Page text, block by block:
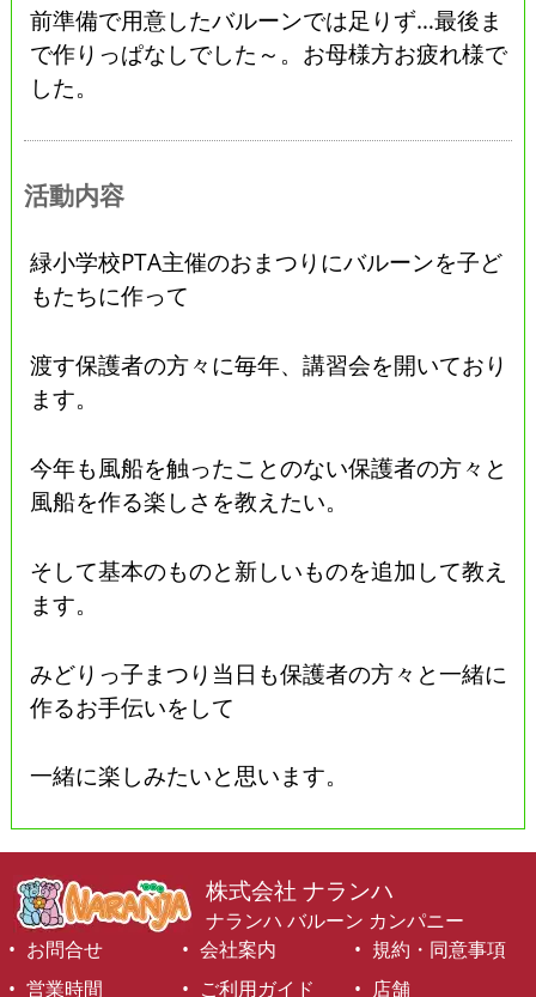
前準備で用意したバルーンでは足りず…最後ま
で作りっぱなしでした～。お母様方お疲れ様で
した。
活動内容
緑小学校PTA主催のおまつりにバルーンを子ど
もたちに作って
渡す保護者の方々に毎年、講習会を開いており
ます。
今年も風船を触ったことのない保護者の方々と
風船を作る楽しさを教えたい。
そして基本のものと新しいものを追加して教え
ます。
みどりっ子まつり当日も保護者の方々と一緒に
作るお手伝いをして
一緒に楽しみたいと思います。
株式会社 ナランハ
ナランハ バルーン カンパニー
お問合せ
会社案内
規約・同意事項
営業時間
ご利用ガイド 店舗